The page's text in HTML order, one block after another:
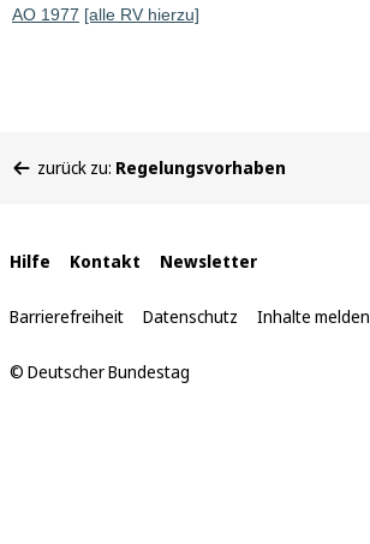
AO 1977 [alle RV hierzu]
befinden
zurück zu: Regelungsvorhaben
Interne
Links
Hilfe Kontakt Newsletter
Barrierefreiheit Datenschutz Inhalte melden
© Deutscher Bundestag